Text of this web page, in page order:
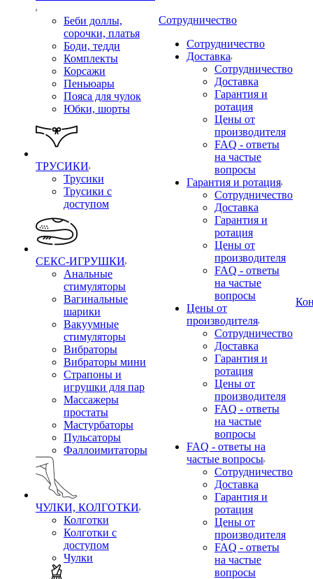
Беби доллы,
сорочки, платья
Боди, тедди
Комплекты
Корсажи
Пеньюары
Пояса для чулок
Юбки, шорты
ТРУСИКИ
Трусики
Трусики с
доступом
СЕКС-ИГРУШКИ
Анальные
стимуляторы
Вагинальные
шарики
Вакуумные
стимуляторы
Вибраторы
Вибраторы мини
Страпоны и
игрушки для пар
Массажеры
простаты
Мастурбаторы
Пульсаторы
Фаллоимитаторы
ЧУЛКИ, КОЛГОТКИ
Колготки
Колготки с
доступом
Чулки
Сотрудничество
Сотрудничество
Доставка
Сотрудничество
Доставка
Гарантия и
ротация
Цены от
производителя
FAQ - ответы
на частые
вопросы
Гарантия и ротация
Сотрудничество
Доставка
Гарантия и
ротация
Цены от
производителя
FAQ - ответы
на частые
вопросы
Цены от
производителя
Сотрудничество
Доставка
Гарантия и
ротация
Цены от
производителя
FAQ - ответы
на частые
вопросы
FAQ - ответы на
частые вопросы
Сотрудничество
Доставка
Гарантия и
ротация
Цены от
производителя
FAQ - ответы
на частые
вопросы